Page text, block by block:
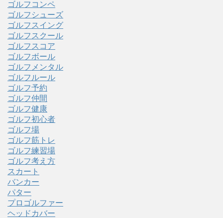
ゴルフコンペ
ゴルフシューズ
ゴルフスイング
ゴルフスクール
ゴルフスコア
ゴルフボール
ゴルフメンタル
ゴルフルール
ゴルフ予約
ゴルフ仲間
ゴルフ健康
ゴルフ初心者
ゴルフ場
ゴルフ筋トレ
ゴルフ練習場
ゴルフ考え方
スカート
バンカー
パター
プロゴルファー
ヘッドカバー